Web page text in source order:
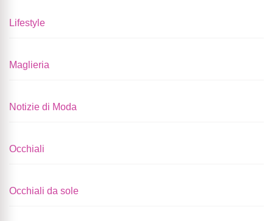
Lifestyle
Maglieria
Notizie di Moda
Occhiali
Occhiali da sole